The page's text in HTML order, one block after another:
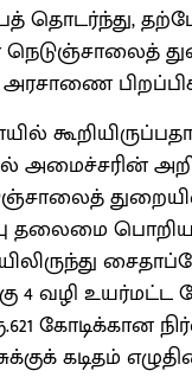
தொடர்ந்து,
நெடுஞ்சாலைத்
அமைச்சரின்
தலைமை
4 வழி உயர்மட்ட
கோடிக்கான
கடிதம்